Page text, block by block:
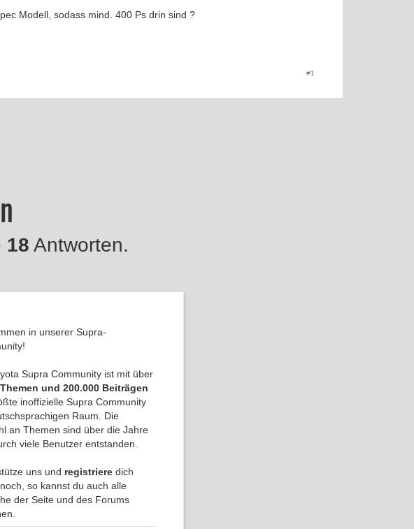
Modell, sodass mind. 400 Ps drin sind ?
#1
18 Antworten.
in unserer Supra-
Supra Community ist mit über
und 200.000 Beiträgen
inoffizielle Supra Community
Raum. Die
an Themen sind über die Jahre
viele Benutzer entstanden.
uns und registriere dich
so kannst du auch alle
der Seite und des Forums